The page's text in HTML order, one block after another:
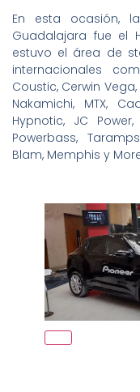
En esta ocasión,
Guadalajara fue el
estuvo el área de
internacionales
Coustic, Cerwin Vega,
Nakamichi, MTX,
Hypnotic, JC
Powerbass,
Blam, Memphis y